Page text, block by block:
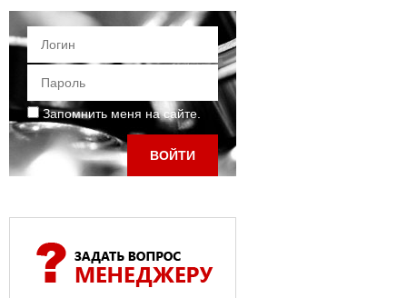
Запомнить меня на сайте.